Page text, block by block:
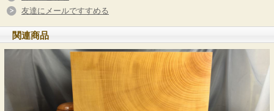
友達にメールですすめる
関連商品